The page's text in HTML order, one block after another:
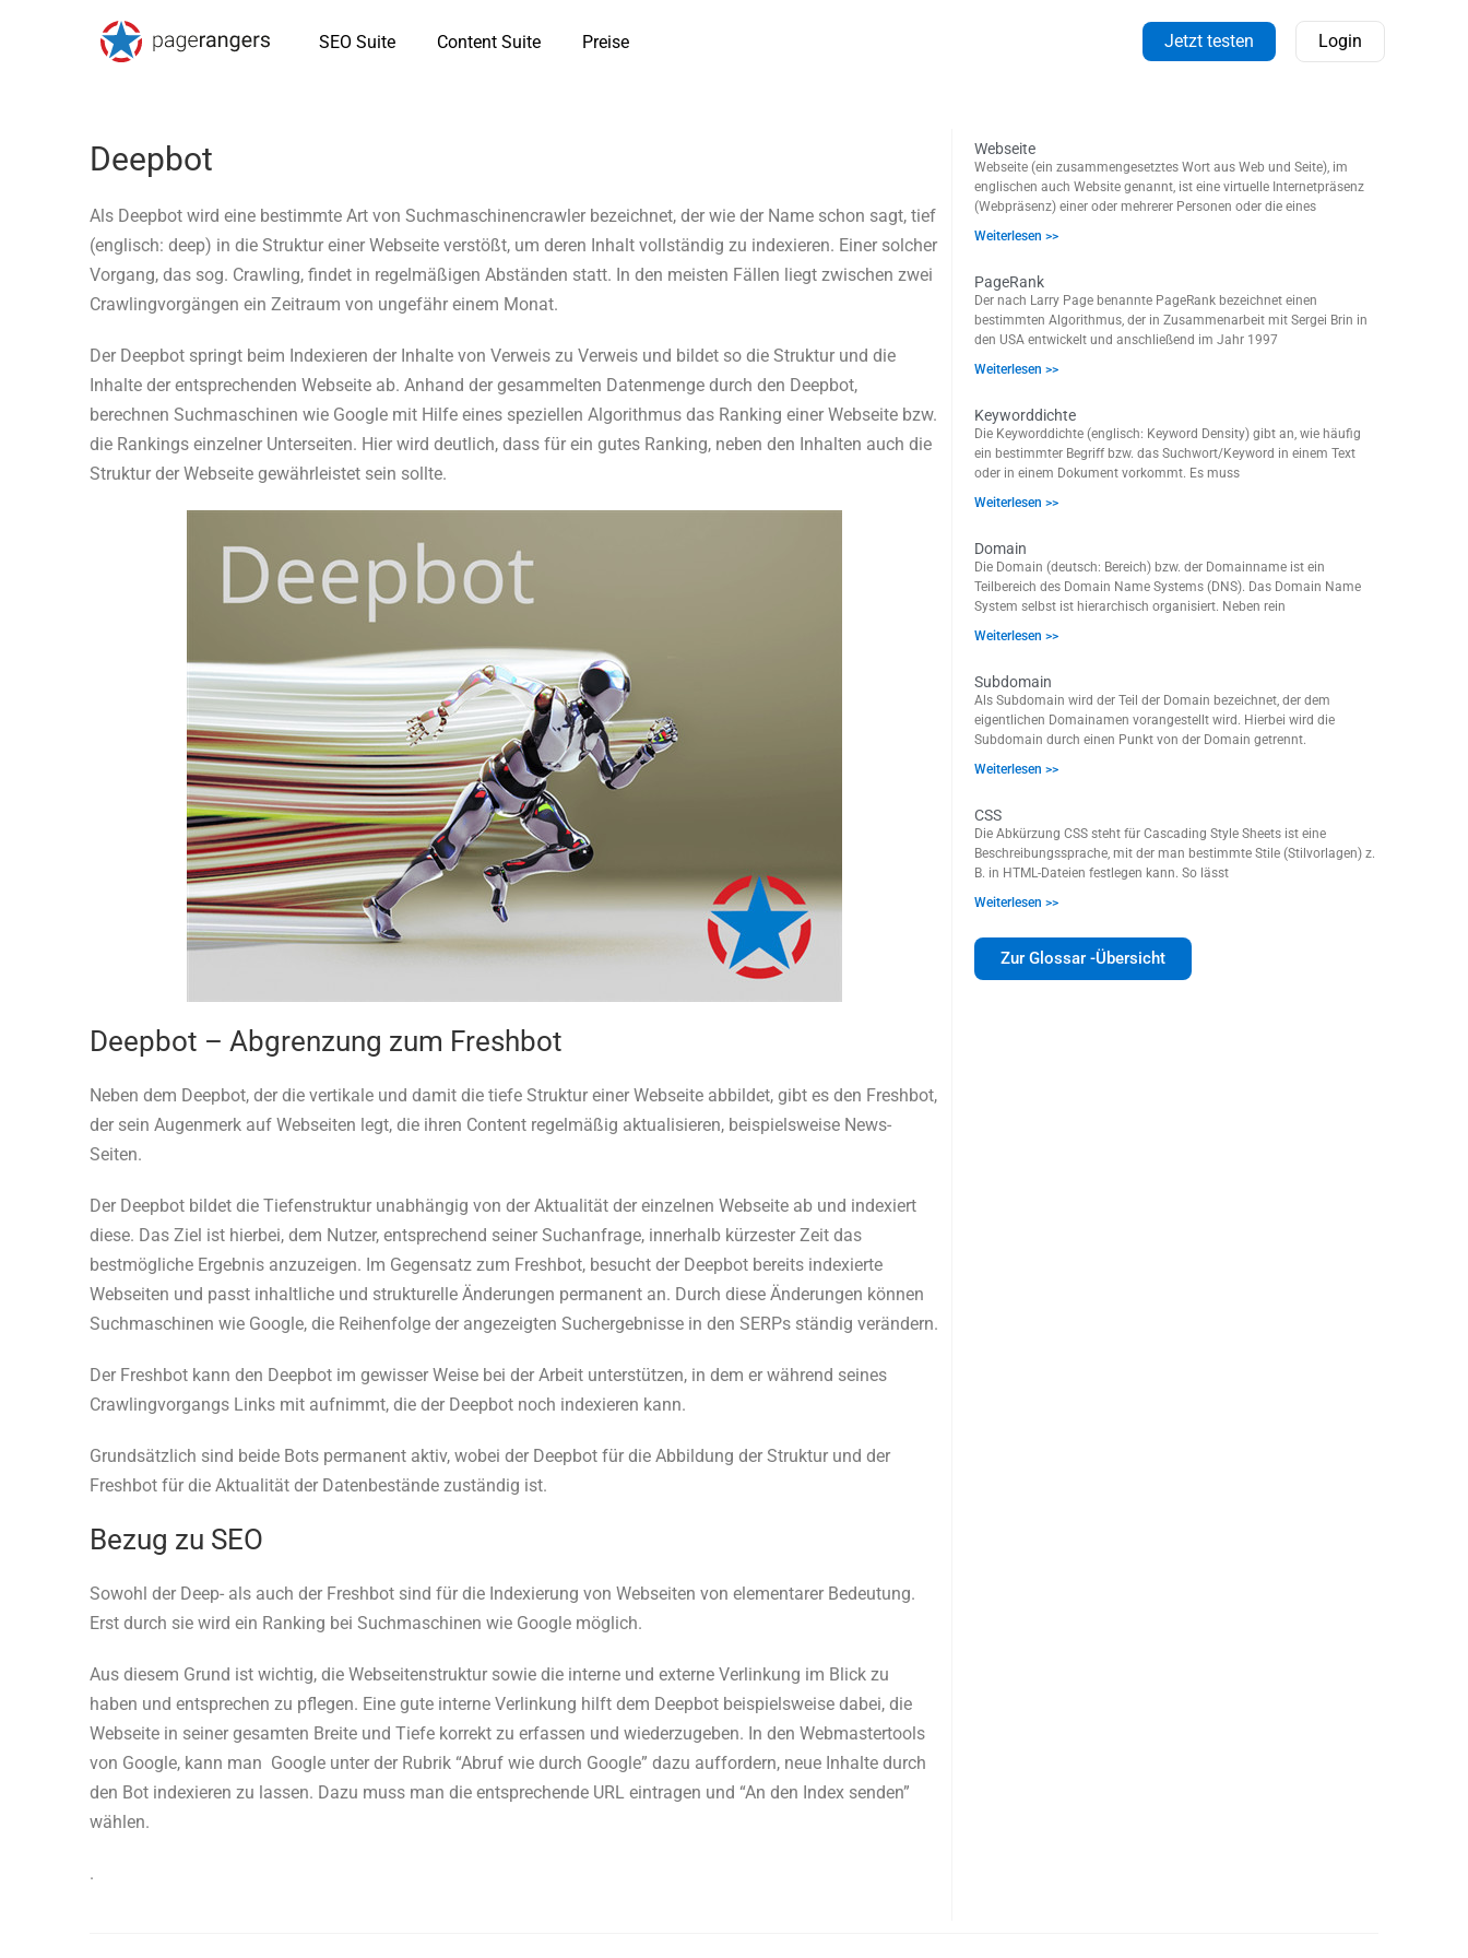
SEO Suite Content Suite Preise Jetzt testen Login
Deepbot
Als Deepbot wird eine bestimmte Art von Suchmaschinencrawler bezeichnet, der wie der Name schon sagt, tief
(englisch: deep) in die Struktur einer Webseite verstößt, um deren Inhalt vollständig zu indexieren. Einer solcher
Vorgang, das sog. Crawling, findet in regelmäßigen Abständen statt. In den meisten Fällen liegt zwischen zwei
Crawlingvorgängen ein Zeitraum von ungefähr einem Monat.
Der Deepbot springt beim Indexieren der Inhalte von Verweis zu Verweis und bildet so die Struktur und die
Inhalte der entsprechenden Webseite ab. Anhand der gesammelten Datenmenge durch den Deepbot,
berechnen Suchmaschinen wie Google mit Hilfe eines speziellen Algorithmus das Ranking einer Webseite bzw.
die Rankings einzelner Unterseiten. Hier wird deutlich, dass für ein gutes Ranking, neben den Inhalten auch die
Struktur der Webseite gewährleistet sein sollte.
Deepbot – Abgrenzung zum Freshbot
Neben dem Deepbot, der die vertikale und damit die tiefe Struktur einer Webseite abbildet, gibt es den Freshbot,
der sein Augenmerk auf Webseiten legt, die ihren Content regelmäßig aktualisieren, beispielsweise News-
Seiten.
Der Deepbot bildet die Tiefenstruktur unabhängig von der Aktualität der einzelnen Webseite ab und indexiert
diese. Das Ziel ist hierbei, dem Nutzer, entsprechend seiner Suchanfrage, innerhalb kürzester Zeit das
bestmögliche Ergebnis anzuzeigen. Im Gegensatz zum Freshbot, besucht der Deepbot bereits indexierte
Webseiten und passt inhaltliche und strukturelle Änderungen permanent an. Durch diese Änderungen können
Suchmaschinen wie Google, die Reihenfolge der angezeigten Suchergebnisse in den SERPs ständig verändern.
Der Freshbot kann den Deepbot im gewisser Weise bei der Arbeit unterstützen, in dem er während seines
Crawlingvorgangs Links mit aufnimmt, die der Deepbot noch indexieren kann.
Grundsätzlich sind beide Bots permanent aktiv, wobei der Deepbot für die Abbildung der Struktur und der
Freshbot für die Aktualität der Datenbestände zuständig ist.
Bezug zu SEO
Sowohl der Deep- als auch der Freshbot sind für die Indexierung von Webseiten von elementarer Bedeutung.
Erst durch sie wird ein Ranking bei Suchmaschinen wie Google möglich.
Aus diesem Grund ist wichtig, die Webseitenstruktur sowie die interne und externe Verlinkung im Blick zu
haben und entsprechen zu pflegen. Eine gute interne Verlinkung hilft dem Deepbot beispielsweise dabei, die
Webseite in seiner gesamten Breite und Tiefe korrekt zu erfassen und wiederzugeben. In den Webmastertools
von Google, kann man Google unter der Rubrik “Abruf wie durch Google” dazu auffordern, neue Inhalte durch
den Bot indexieren zu lassen. Dazu muss man die entsprechende URL eintragen und “An den Index senden”
wählen.
.
Webseite
Webseite (ein zusammengesetztes Wort aus Web und Seite), im
englischen auch Website genannt, ist eine virtuelle Internetpräsenz
(Webpräsenz) einer oder mehrerer Personen oder die eines
Weiterlesen >>
PageRank
Der nach Larry Page benannte PageRank bezeichnet einen
bestimmten Algorithmus, der in Zusammenarbeit mit Sergei Brin in
den USA entwickelt und anschließend im Jahr 1997
Weiterlesen >>
Keyworddichte
Die Keyworddichte (englisch: Keyword Density) gibt an, wie häufig
ein bestimmter Begriff bzw. das Suchwort/Keyword in einem Text
oder in einem Dokument vorkommt. Es muss
Weiterlesen >>
Domain
Die Domain (deutsch: Bereich) bzw. der Domainname ist ein
Teilbereich des Domain Name Systems (DNS). Das Domain Name
System selbst ist hierarchisch organisiert. Neben rein
Weiterlesen >>
Subdomain
Als Subdomain wird der Teil der Domain bezeichnet, der dem
eigentlichen Domainamen vorangestellt wird. Hierbei wird die
Subdomain durch einen Punkt von der Domain getrennt.
Weiterlesen >>
CSS
Die Abkürzung CSS steht für Cascading Style Sheets ist eine
Beschreibungssprache, mit der man bestimmte Stile (Stilvorlagen) z.
B. in HTML-Dateien festlegen kann. So lässt
Weiterlesen >>
Zur Glossar -Übersicht